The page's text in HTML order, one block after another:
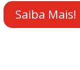
Saiba Mais!